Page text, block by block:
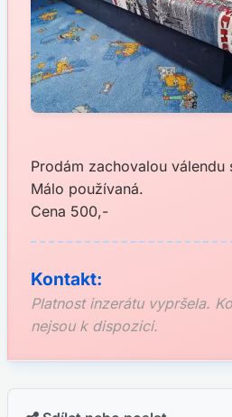
Prodám zachovalou
Málo používaná.
Cena 500,-
Kontakt:
Platnost inzerátu vypršela.
nejsou k dispozici.